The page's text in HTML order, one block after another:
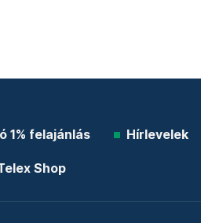
1% felajánlás Hírlevelek
Shop